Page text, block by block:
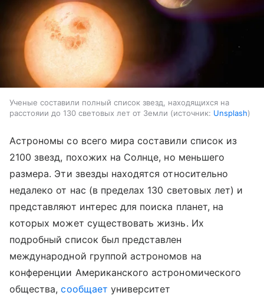
Ученые составили полный список звезд, находящихся на
расстояии до 130 световых лет от Земли
источник: Unsplash
Астрономы со всего мира составили список из
2100 звезд, похожих на Солнце, но меньшего
размера. Эти звезды находятся относительно
недалеко от нас (в пределах 130 световых лет) и
представляют интерес для поиска планет, на
которых может существовать жизнь. Их
подробный список был представлен
международной группой астрономов на
конференции Американского астрономического
общества,сообщает университет